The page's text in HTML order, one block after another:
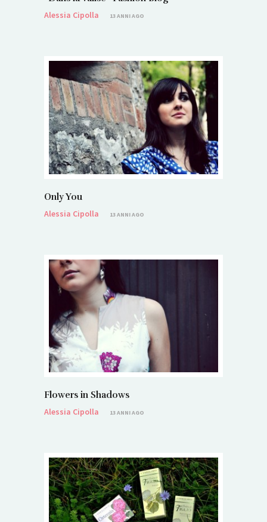
Alessia Cipolla
13 ANNI AGO
Only You
Alessia Cipolla
13 ANNI AGO
Flowers in Shadows
Alessia Cipolla
13 ANNI AGO